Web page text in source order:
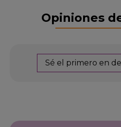
Opiniones
Sé el primero en